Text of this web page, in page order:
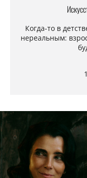
Когда-то в
нереальным: